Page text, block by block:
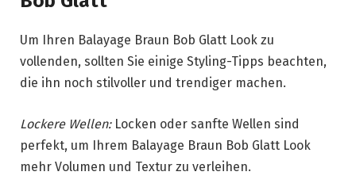
Um Ihren Balayage Braun Bob Glatt Look zu
vollenden, sollten Sie einige Styling-Tipps beachten,
die ihn noch stilvoller und trendiger machen.
Lockere Wellen:Locken oder sanfte Wellen sind
perfekt, um Ihrem Balayage Braun Bob Glatt Look
mehr Volumen und Textur zu verleihen.